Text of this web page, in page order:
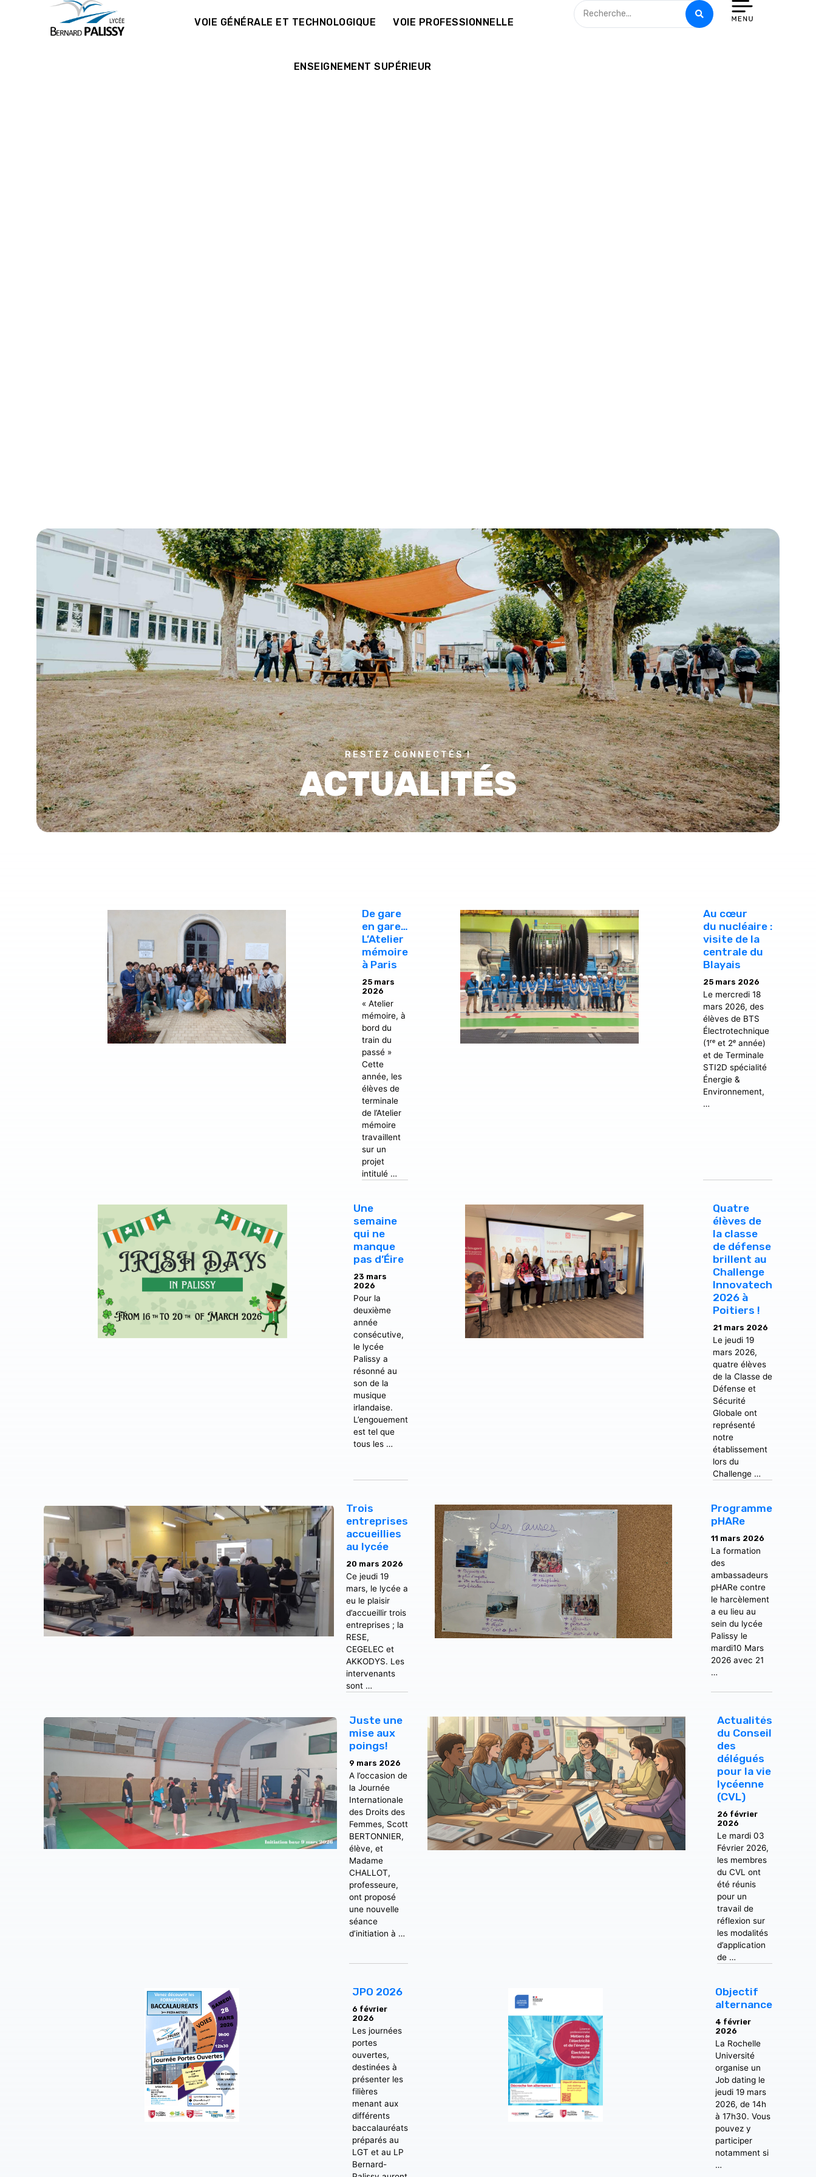
VOIE GÉNÉRALE ET TECHNOLOGIQUE VOIE PROFESSIONNELLE
ENSEIGNEMENT SUPÉRIEUR
RESTEZ CONNECTÉS !
ACTUALITÉS
De gare
en gare…
L’Atelier
mémoire
à Paris
25 mars
2026
« Atelier
mémoire, à
bord du
train du
passé »
Cette
année, les
élèves de
terminale
de l’Atelier
mémoire
travaillent
sur un
projet
intitulé …
Au cœur
du nucléaire :
visite de la
centrale du
Blayais
25 mars 2026
Le mercredi 18
mars 2026, des
élèves de BTS
Électrotechnique
(1ʳᵉ et 2ᵉ année)
et de Terminale
STI2D spécialité
Énergie &
Environnement,
…
Une
semaine
qui ne
manque
pas d’Éire
23 mars
2026
Pour la
deuxième
année
consécutive,
le lycée
Palissy a
résonné au
son de la
musique
irlandaise.
L’engouement
est tel que
tous les …
Quatre
élèves de
la classe
de défense
brillent au
Challenge
Innovatech
2026 à
Poitiers !
21 mars 2026
Le jeudi 19
mars 2026,
quatre élèves
de la Classe de
Défense et
Sécurité
Globale ont
représenté
notre
établissement
lors du
Challenge …
Trois
entreprises
accueillies
au lycée
20 mars 2026
Ce jeudi 19
mars, le lycée a
eu le plaisir
d’accueillir trois
entreprises ; la
RESE,
CEGELEC et
AKKODYS. Les
intervenants
sont …
Programme
pHARe
11 mars 2026
La formation
des
ambassadeurs
pHARe contre
le harcèlement
a eu lieu au
sein du lycée
Palissy le
mardi10 Mars
2026 avec 21
…
Juste une
mise aux
poings!
9 mars 2026
A l’occasion de
la Journée
Internationale
des Droits des
Femmes, Scott
BERTONNIER,
élève, et
Madame
CHALLOT,
professeure,
ont proposé
une nouvelle
séance
d’initiation à …
Actualités
du Conseil
des
délégués
pour la vie
lycéenne
(CVL)
26 février
2026
Le mardi 03
Février 2026,
les membres
du CVL ont
été réunis
pour un
travail de
réflexion sur
les modalités
d’application
de …
JPO 2026
6 février
2026
Les journées
portes
ouvertes,
destinées à
présenter les
filières
menant aux
différents
baccalauréats
préparés au
LGT et au LP
Bernard-
Objectif
alternance
4 février
2026
La Rochelle
Université
organise un
Job dating le
jeudi 19 mars
2026, de 14h
à 17h30. Vous
pouvez y
participer
notamment si
…